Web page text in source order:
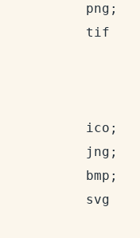
png;
tif
ico;
jng;
bmp;
svg